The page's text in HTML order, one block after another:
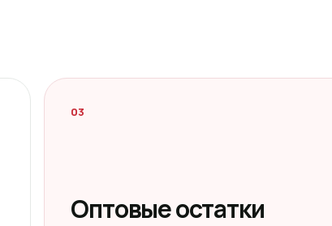
03
Оптовые остатки